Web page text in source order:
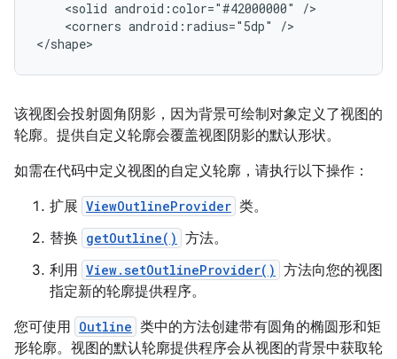
<solid android:color="#42000000"
<corners android:radius="5dp"
/>
</shape>
该视图会投射圆角阴影，因为背景可绘制对象定义了视图的
轮廓。提供自定义轮廓会覆盖视图阴影的默认形状。
如需在代码中定义视图的自定义轮廓，请执行以下操作：
扩展 ViewOutlineProvider 类。
替换 getOutline() 方法。
利用 View.setOutlineProvider() 方法向您的视图
指定新的轮廓提供程序。
您可使用 Outline 类中的方法创建带有圆角的椭圆形和矩
形轮廓。视图的默认轮廓提供程序会从视图的背景中获取轮